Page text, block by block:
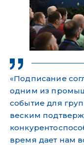
«Подписание
одним из
событие для
веским
время дает нам